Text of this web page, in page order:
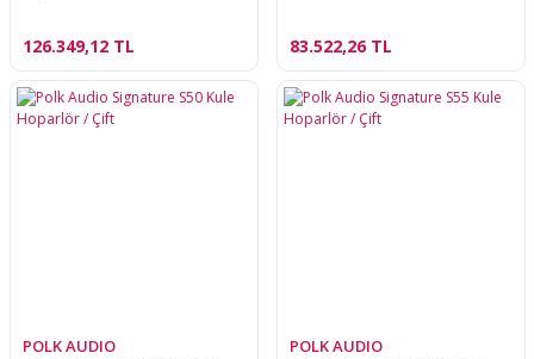
126.349,12 TL 83.522,26 TL
POLK AUDIO
POLK AUDIO